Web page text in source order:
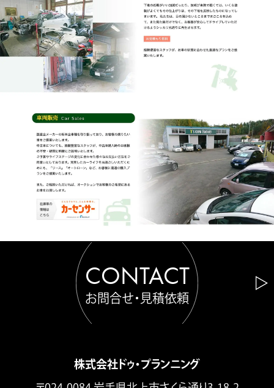
CONTACT
お問合せ・見積依頼
株式会社ドゥ・プランニング